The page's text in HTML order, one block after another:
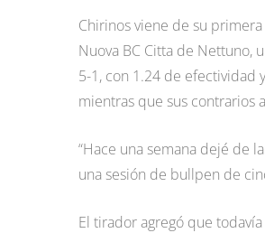
Chirinos viene de su
Nuova BC Citta de Nettuno,
5-1, con 1.24 de efectividad
mientras que sus contrarios
“Hace una semana dejé de
una sesión de bullpen de
El tirador agregó que